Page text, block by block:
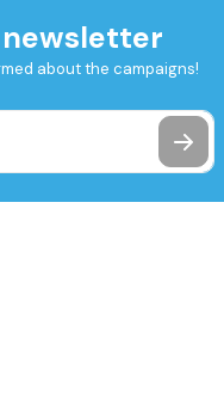
about the campaigns!